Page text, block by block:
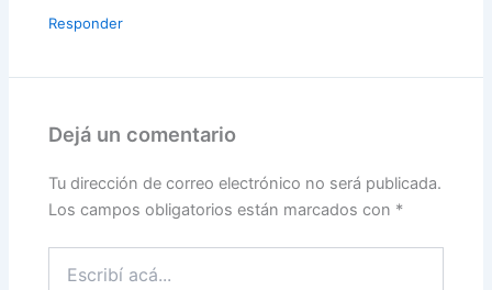
Responder
Dejá un comentario
Tu dirección de correo electrónico no será publicada.
Los campos obligatorios están marcados con *
acá...